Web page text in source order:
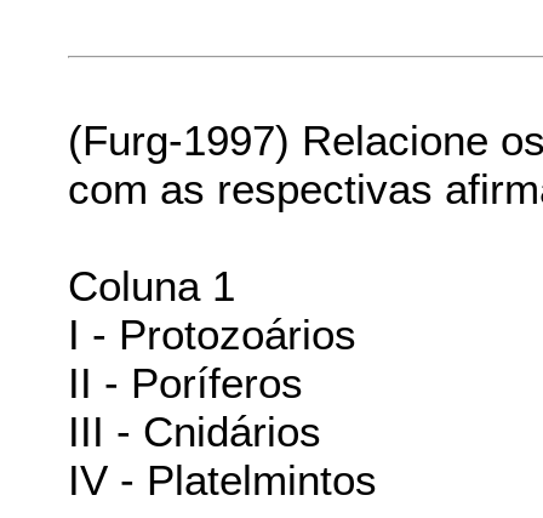
(Furg-1997) Relacione
com as respectivas
Coluna 1
I - Protozoários
II - Poríferos
III - Cnidários
IV - Platelmintos